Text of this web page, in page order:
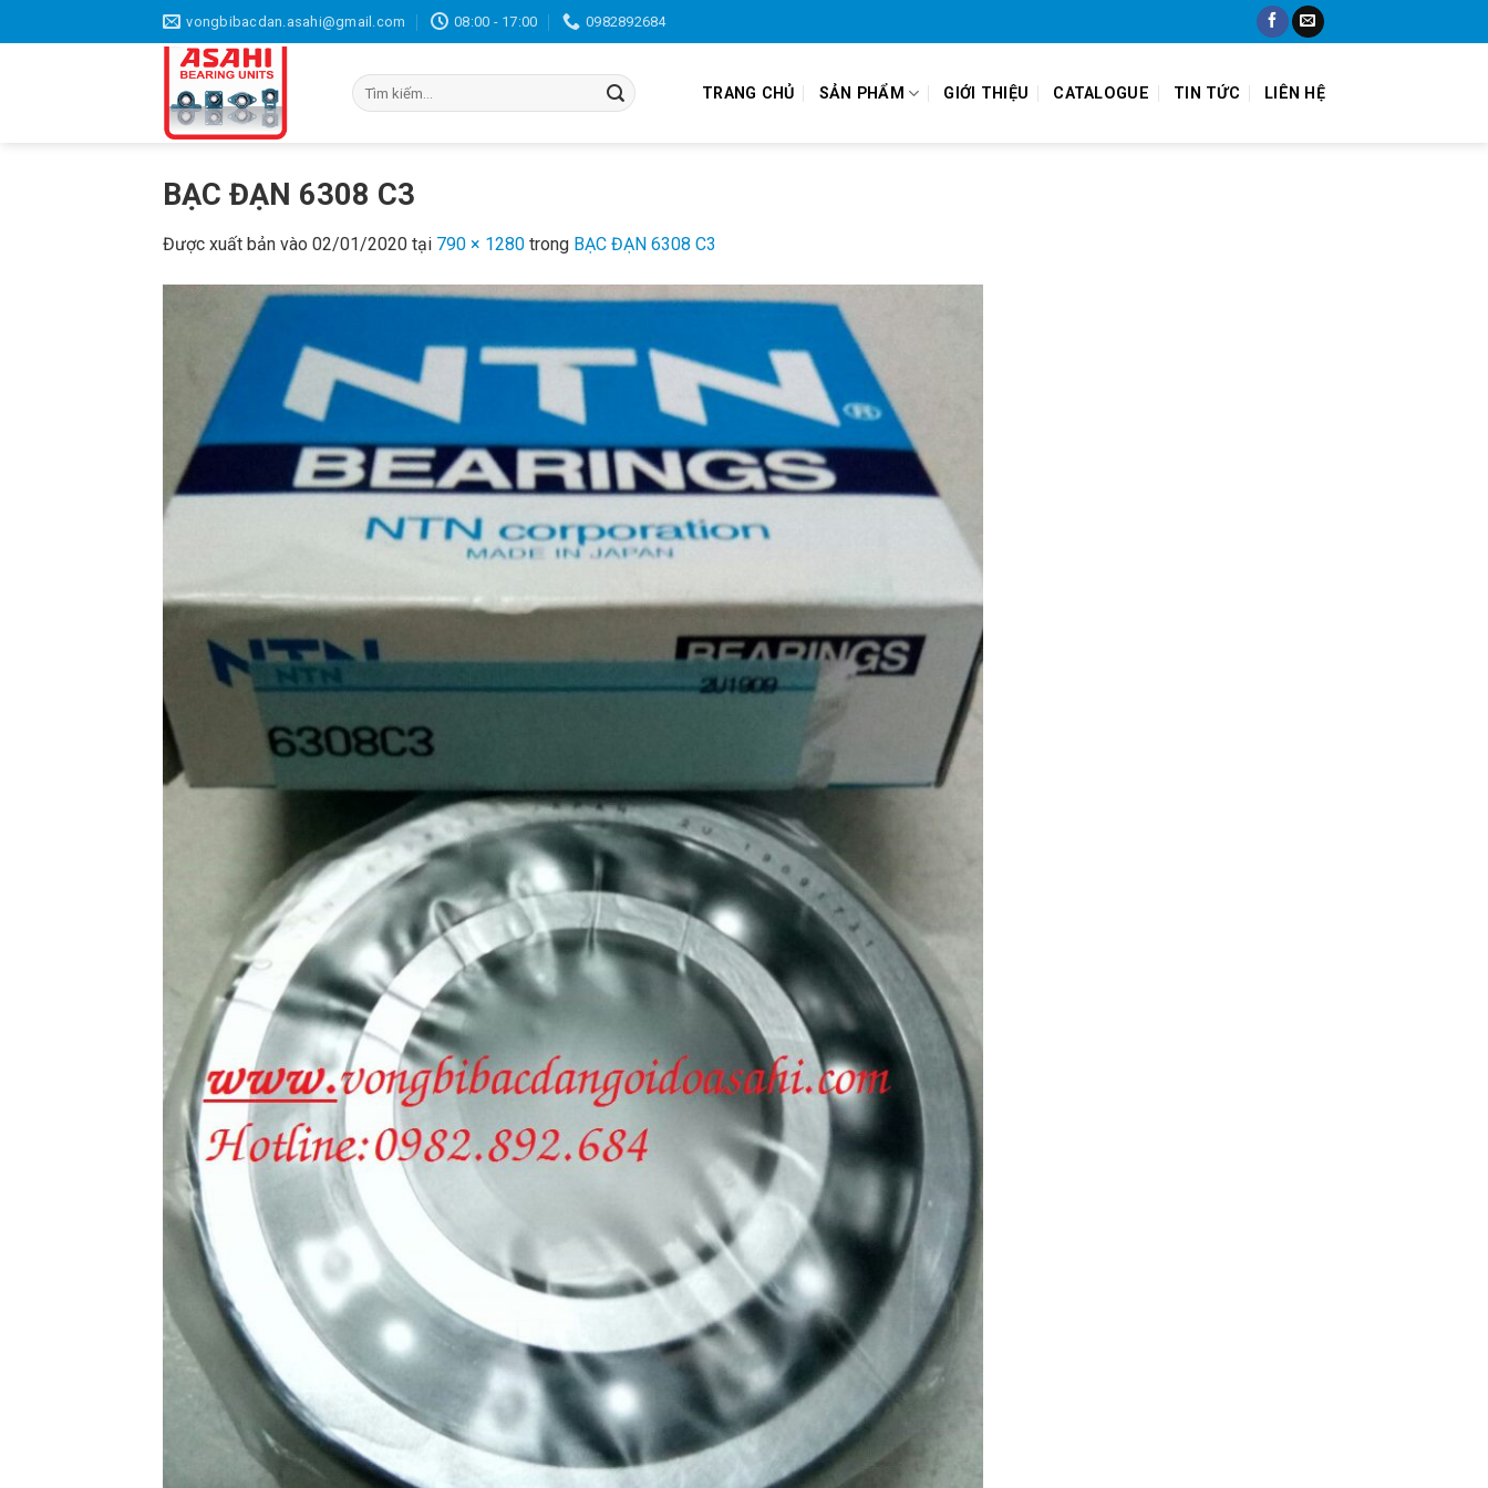
qua
vongbibacdan.asahi@gmail.com 08:00 - 17:00 0982892684
Tìm
kiếm:
TRANG CHỦ SẢN PHẨM GIỚI THIỆU CATALOGUE TIN TỨC LIÊN HỆ
BẠC ĐẠN 6308 C3
Được xuất bản vào 02/01/2020 tại 790 × 1280 trong BẠC ĐẠN 6308 C3